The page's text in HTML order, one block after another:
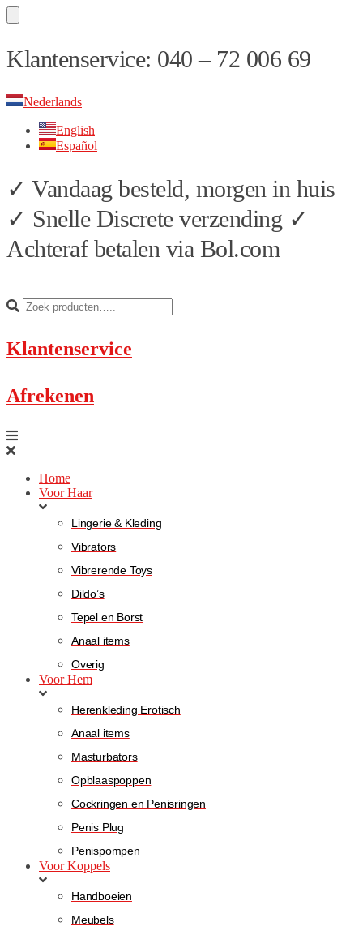
Skip
to
Skip
to
Klantenservice: 040 – 72 006 69
Nederlands
English
Español
✓ Vandaag besteld, morgen in huis
✓ Snelle Discrete verzending ✓
Achteraf betalen via Bol.com
Klantenservice
Afrekenen
Home
Voor Haar
Lingerie & Kleding
Vibrators
Vibrerende Toys
Dildo’s
Tepel en Borst
Anaal items
Overig
Voor Hem
Herenkleding Erotisch
Anaal items
Masturbators
Opblaaspoppen
Cockringen en Penisringen
Penis Plug
Penispompen
Voor Koppels
Handboeien
Meubels